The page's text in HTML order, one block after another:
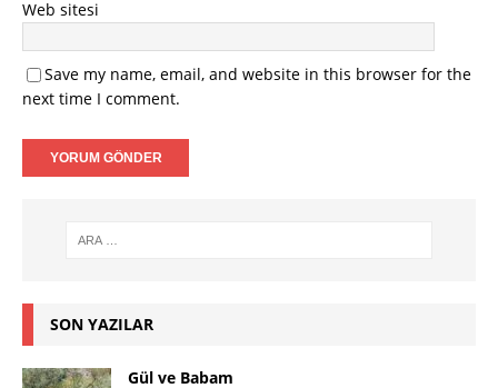
Web sitesi
Save my name, email, and website in this browser for the
next time I comment.
SON YAZILAR
Gül ve Babam